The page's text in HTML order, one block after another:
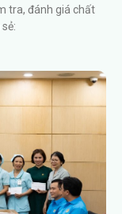
tra, đánh giá chất